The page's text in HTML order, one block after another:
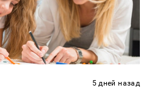
5 дней назад